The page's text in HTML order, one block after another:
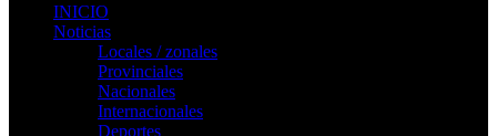
INICIO
Noticias
Locales / zonales
Provinciales
Nacionales
Internacionales
Deportes